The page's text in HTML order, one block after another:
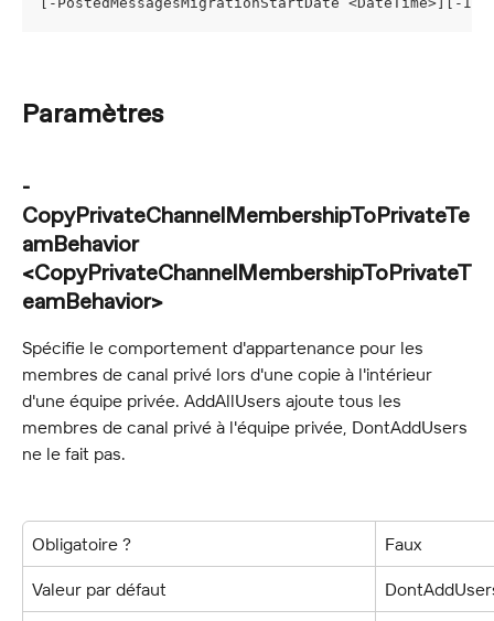
Paramètres
-
CopyPrivateChannelMembershipToPrivateTe
amBehavior
<CopyPrivateChannelMembershipToPrivateT
eamBehavior>
Spécifie le comportement d'appartenance pour les
membres de canal privé lors d'une copie à l'intérieur
d'une équipe privée. AddAllUsers ajoute tous les
membres de canal privé à l'équipe privée, DontAddUsers
ne le fait pas.
Obligatoire ? Faux
Valeur par défaut